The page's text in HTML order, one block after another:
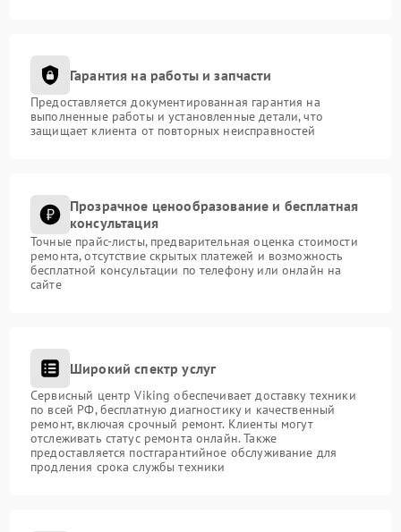
Гарантия на работы и запчасти
Предоставляется документированная гарантия на
выполненные работы и установленные детали, что
защищает клиента от повторных неисправностей
Прозрачное ценообразование и бесплатная
консультация
Точные прайс-листы, предварительная оценка стоимости
ремонта, отсутствие скрытых платежей и возможность
бесплатной консультации по телефону или онлайн на
сайте
Широкий спектр услуг
Сервисный центр Viking обеспечивает доставку техники
по всей РФ, бесплатную диагностику и качественный
ремонт, включая срочный ремонт. Клиенты могут
отслеживать статус ремонта онлайн. Также
предоставляется постгарантийное обслуживание для
продления срока службы техники